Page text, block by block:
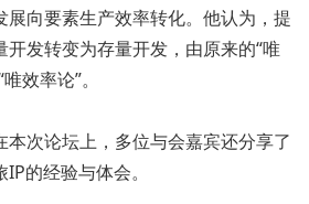
展向要素生产效率转化。他认为，提
发转变为存量开发，由原来的“唯
效率论”。
次论坛上，多位与会嘉宾还分享了
的经验与体会。